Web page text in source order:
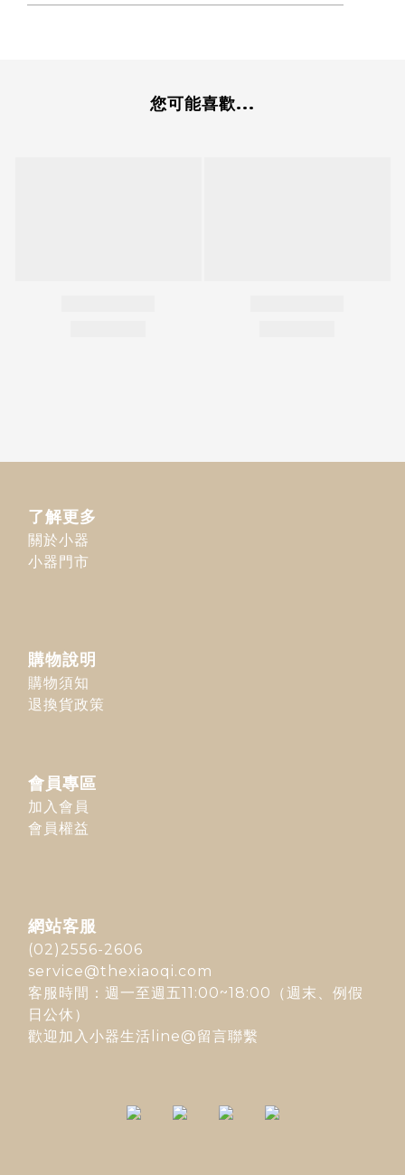
您可能喜歡...
了解更多
關於小器
小器門市
購物說明
購物須知
退換貨政策
會員專區
加入會員
會員權益
網站客服
(02)2556-2606
service@thexiaoqi.com
客服時間：週一至週五11:00~18:00（週末、例假
日公休）
歡迎加入 小器生活line@留言聯繫